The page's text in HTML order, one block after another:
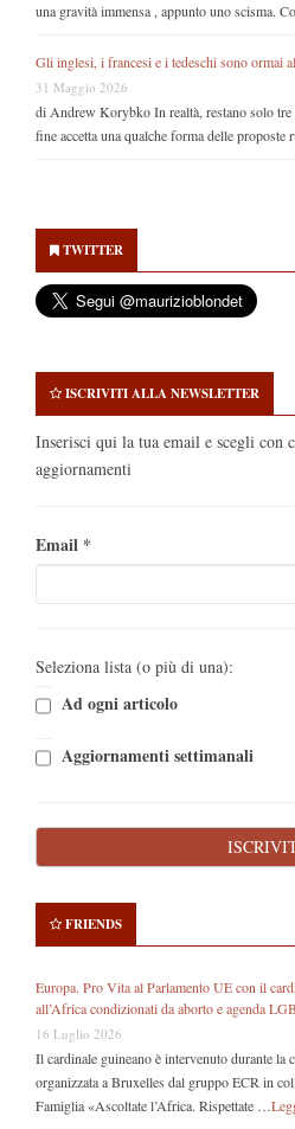
una gravità immensa , appunto uno scisma.
Gli inglesi, i francesi e i tedeschi sono ormai
31 Maggio 2026
di Andrew Korybko In realtà, restano solo
fine accetta una qualche forma delle
Sidebar
TWITTER
ISCRIVITI ALLA NEWSLETTER
Inserisci qui la tua email e scegli con
aggiornamenti
Email *
Seleziona lista (o più di una):
Ad ogni articolo
Aggiornamenti settimanali
FRIENDS
Europa. Pro Vita al Parlamento UE con il
all’Africa condizionati da aborto e agenda
16 Luglio 2026
Il cardinale guineano è intervenuto durante la
organizzata a Bruxelles dal gruppo ECR in
Famiglia «Ascoltate l’Africa. Rispettate …